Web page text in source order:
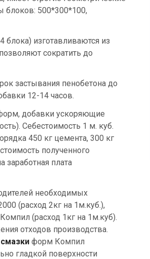
блоков: 500*300*100,
изготавливаются из
сократить до
застывания пенобетона до
12-14 часов.
добавки ускоряющие
Себестоимость 1 м. куб.
450 кг цемента, 300 кг
полученного
заработная плата
необходимых
(расход 2кг на 1м.куб.),
(расход 1кг на 1м.куб).
отходов производства.
форм Компил
гладкой поверхности